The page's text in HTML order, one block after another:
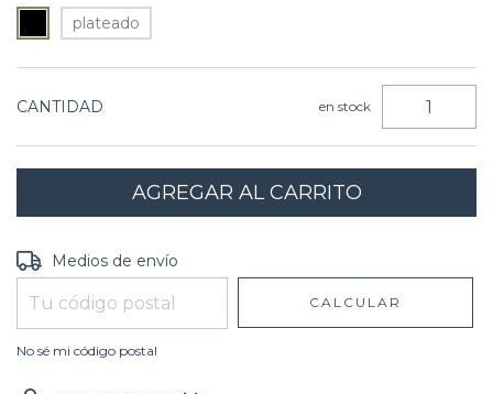
plateado
CANTIDAD en stock
Entregas para el CP:
Medios de envío
CALCULAR
No sé mi código postal